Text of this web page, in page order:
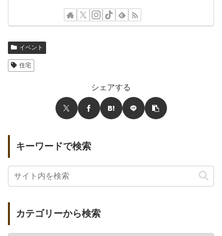
イベント
住宅
シェアする
キーワードで検索
カテゴリーから検索